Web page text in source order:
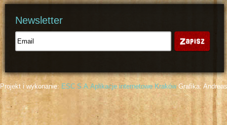
Newsletter
Projekt i wykonanie: ESC S.A.Aplikacje internetowe KrakówGrafika: